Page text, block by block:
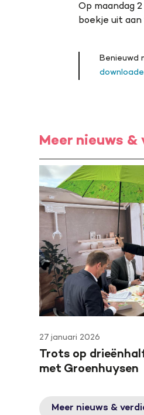
Op maandag
boekje uit aan
Benieuwd
Meer nieuws &
27 januari 2026
Trots op
met Groenhuysen
Meer nieuws &